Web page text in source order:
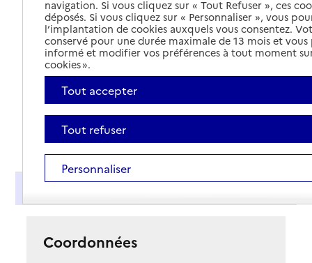
Coordonnées
navigation. Si vous cliquez sur « Tout Refuser », ces
déposés. Si vous cliquez sur « Personnaliser », vous
l’implantation de cookies auxquels vous consentez.
conservé pour une durée maximale de 13 mois et
informé et modifier vos préférences à tout moment
cookies ».
Tout accepter
Tout refuser
Personnaliser